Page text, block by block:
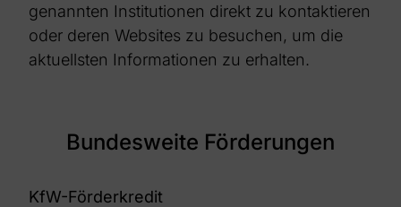
genannten Institutionen direkt zu kontaktieren
oder deren Websites zu besuchen, um die
aktuellsten Informationen zu erhalten.
Bundesweite Förderungen
KfW-Förderkredit